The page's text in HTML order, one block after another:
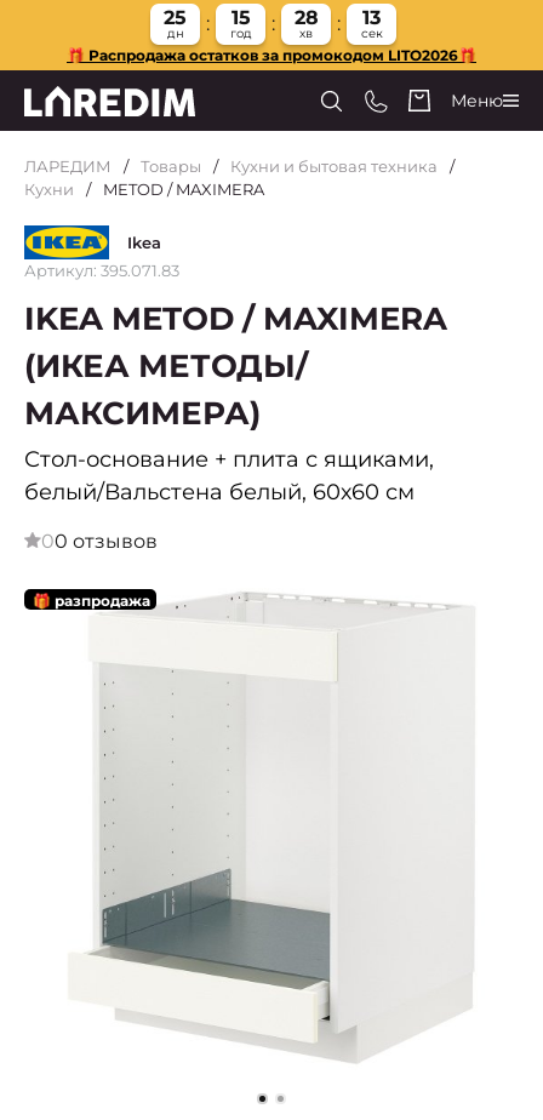
25
дн
15
год
28
хв
13
сек
🎁 Распродажа остатков за промокодом LITO2026🎁
Меню
ЛАРЕДИМ Товары
Кухни и бытовая техника
Кухни
METOD / MAXIMERA
Ikea
Артикул: 395.071.83
IKEA METOD / MAXIMERA
(ИКЕА МЕТОДЫ/
МАКСИМЕРА)
Стол-основание + плита с ящиками,
белый/Вальстена белый, 60х60 см
00 отзывов
🎁 разпродажа